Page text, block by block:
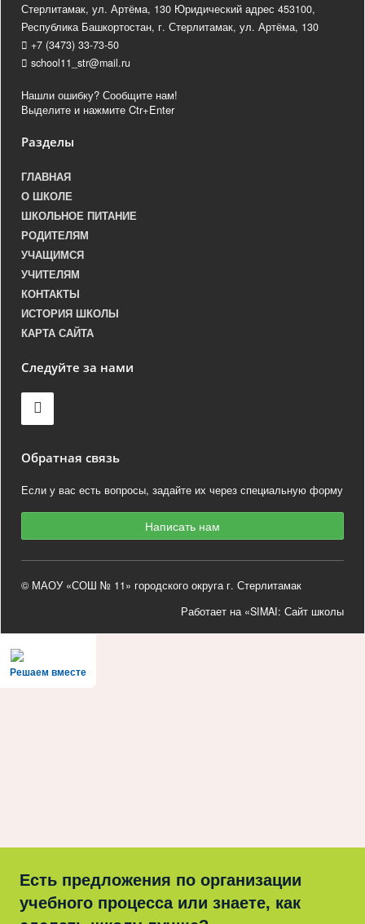
Стерлитамак, ул. Артёма, 130 Юридический адрес 453100,
Республика Башкортостан, г. Стерлитамак, ул. Артёма, 130
+7 (3473) 33-73-50
school11_str@mail.ru
Нашли ошибку? Сообщите нам!
Выделите и нажмите Ctr+Enter
Разделы
ГЛАВНАЯ
О ШКОЛЕ
ШКОЛЬНОЕ ПИТАНИЕ
РОДИТЕЛЯМ
УЧАЩИМСЯ
УЧИТЕЛЯМ
КОНТАКТЫ
ИСТОРИЯ ШКОЛЫ
КАРТА САЙТА
Следуйте за нами
Обратная связь
Если у вас есть вопросы, задайте их через специальную форму
Написать нам
© МАОУ «СОШ № 11» городского округа г. Стерлитамак
Работает на «SIMAI: Сайт школы
Решаем вместе
Есть предложения по организации
учебного процесса или знаете, как